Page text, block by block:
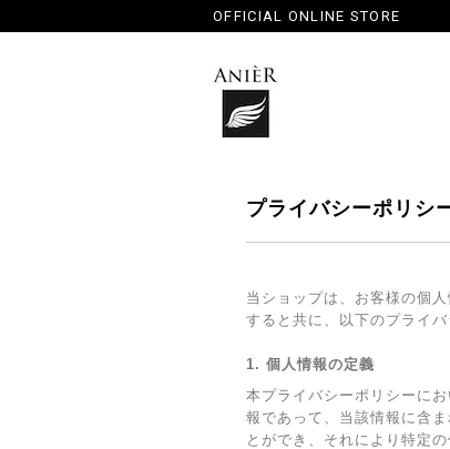
OFFICIAL ONLINE STORE
プライバシーポリシ
当ショップは、お客様の個
すると共に、以下のプライ
1. 個人情報の定義
本プライバシーポリシーに
報であって、当該情報に含
とができ、それにより特定